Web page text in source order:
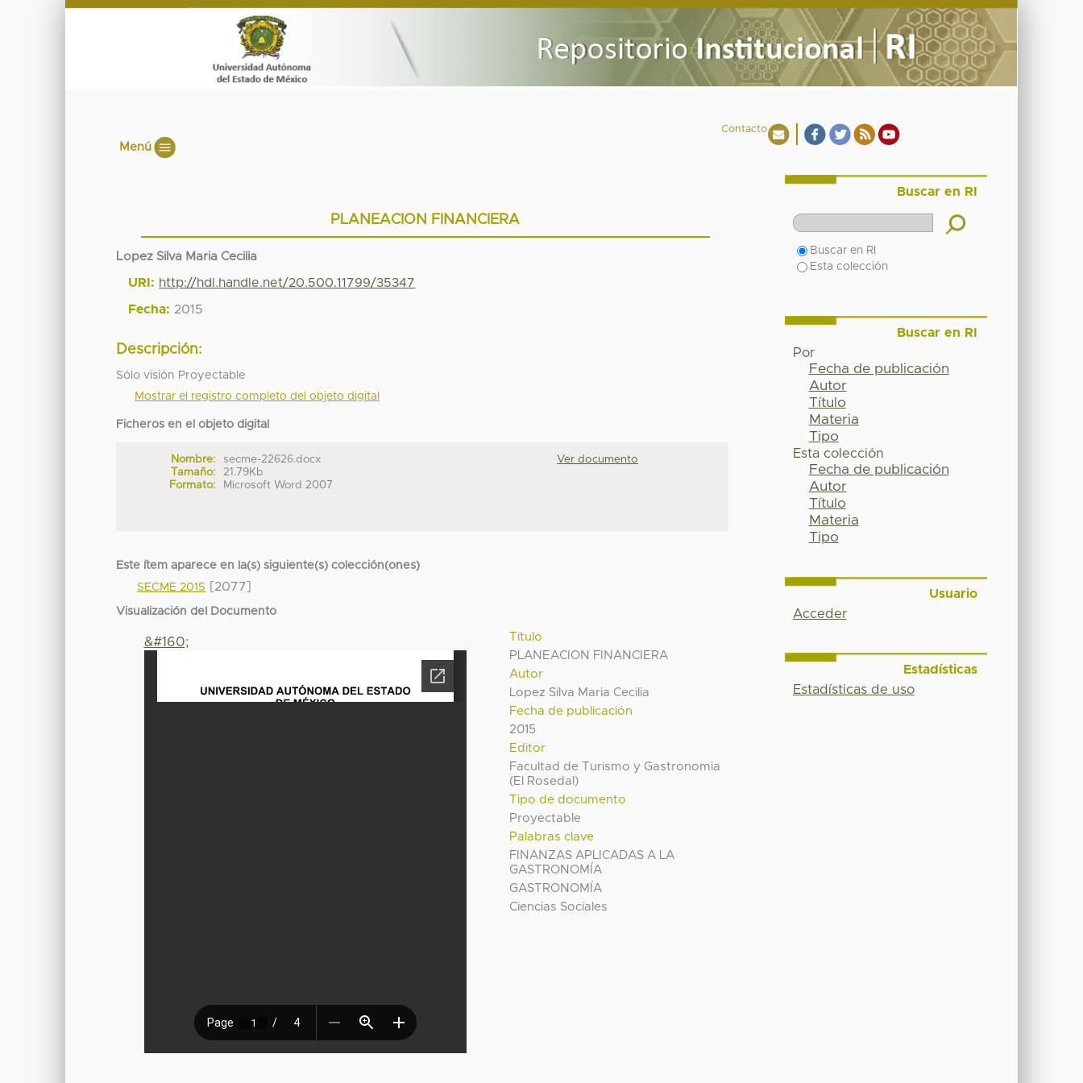
Contacto
Menú
PLANEACION FINANCIERA
Lopez Silva Maria Cecilia
URI: http://hdl.handle.net/20.500.11799/35347
Fecha: 2015
Descripción:
Sólo visión Proyectable
Mostrar el registro completo del objeto digital
Ficheros en el objeto digital
Nombre:
secme-22626.docx
Tamaño:
21.79Kb
Formato:
Microsoft Word 2007
Ver documento
Este ítem aparece en la(s) siguiente(s) colección(ones)
SECME 2015
[2077]
Visualización del Documento
Título
PLANEACION FINANCIERA
Autor
Lopez Silva Maria Cecilia
Fecha de publicación
2015
Editor
Facultad de Turismo y Gastronomia
(El Rosedal)
Tipo de documento
Proyectable
Palabras clave
FINANZAS APLICADAS A LA
GASTRONOMÍA
GASTRONOMÍA
Ciencias Sociales
&#160;
Buscar en RI
Buscar en RI
Esta colección
Buscar en RI
Por
Fecha de publicación
Autor
Título
Materia
Tipo
Esta colección
Fecha de publicación
Autor
Título
Materia
Tipo
Usuario
Acceder
Estadísticas
Estadísticas de uso